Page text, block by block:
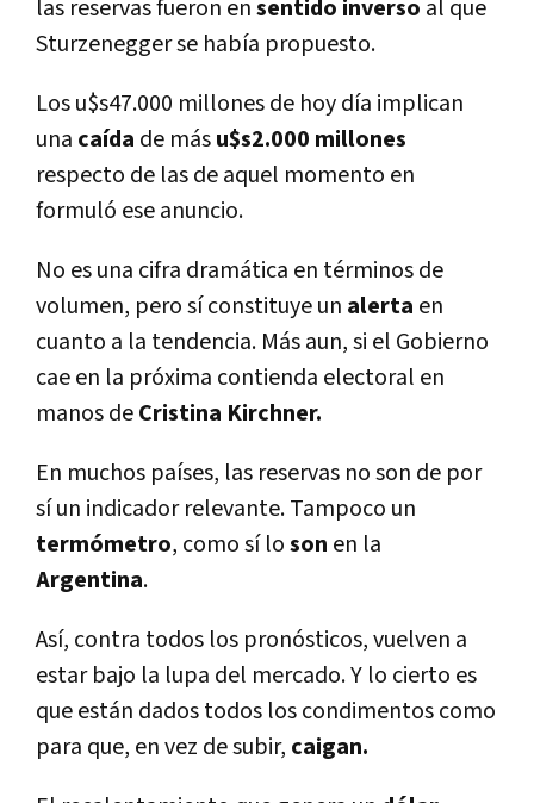
las reservas fueron ensentido inverso al que
Sturzenegger se había propuesto.
Los u$s47.000 millones de hoy día implican
una caída de másu$s2.000 millones
respecto de las de aquel momento en
formuló ese anuncio.
No es una cifra dramática en términos de
volumen, pero sí constituye un alerta en
cuanto a la tendencia. Más aun, si el Gobierno
cae en la próxima contienda electoral en
manos deCristina Kirchner.
En muchos países, las reservas no son de por
sí un indicador relevante. Tampoco un
termómetro, como sí loson en la
Argentina.
Así, contra todos los pronósticos, vuelven a
estar bajo la lupa del mercado. Y lo cierto es
que están dados todos los condimentos como
para que, en vez de subir, caigan.